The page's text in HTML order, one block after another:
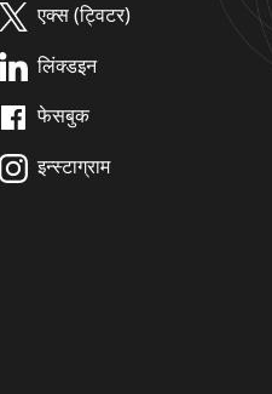
एक्स (ट्विटर)
लिंक्डइन
फेसबुक
इन्स्टाग्राम